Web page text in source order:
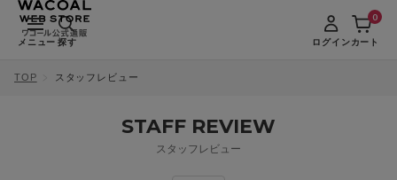
メニュー 探す ログインカート
0
TOP スタッフレビュー
STAFF REVIEW
スタッフレビュー